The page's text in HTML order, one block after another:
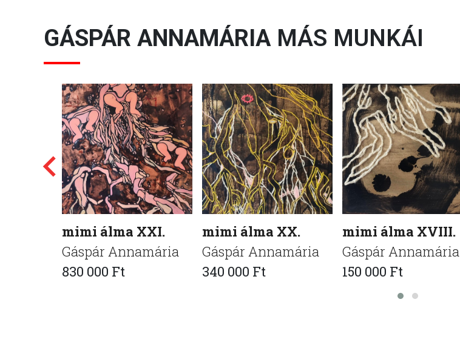
GÁSPÁR ANNAMÁRIA MÁS MUNKÁI
mimi álma XXI.
Gáspár Annamária
830 000 Ft
mimi álma XX.
Gáspár Annamária
340 000 Ft
mimi álma XVIII.
Gáspár Annamária
150 000 Ft